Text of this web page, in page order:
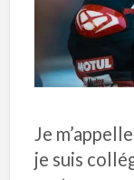
Je
je suis